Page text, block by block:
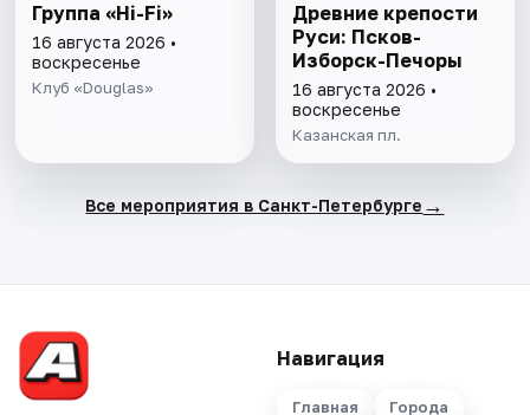
Группа «Hi-Fi»
16 августа 2026 •
воскресенье
Клуб «Douglas»
Древние крепости
Руси: Псков-
Изборск-Печоры
16 августа 2026 •
воскресенье
Казанская пл.
Все мероприятия в Санкт-Петербурге →
Навигация
Главная Города